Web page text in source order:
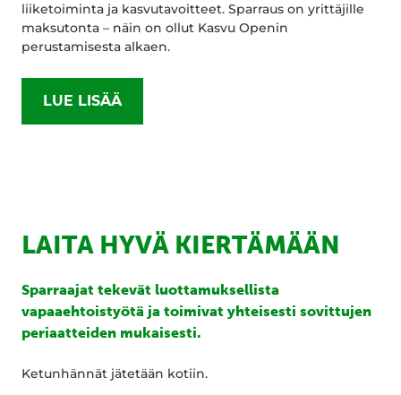
liiketoiminta ja kasvutavoitteet. Sparraus on yrittäjille
maksutonta – näin on ollut Kasvu Openin
perustamisesta alkaen.
LUE LISÄÄ
LAITA HYVÄ KIERTÄMÄÄN
Sparraajat tekevät luottamuksellista
vapaaehtoistyötä ja toimivat yhteisesti sovittujen
periaatteiden mukaisesti.
Ketunhännät jätetään kotiin.